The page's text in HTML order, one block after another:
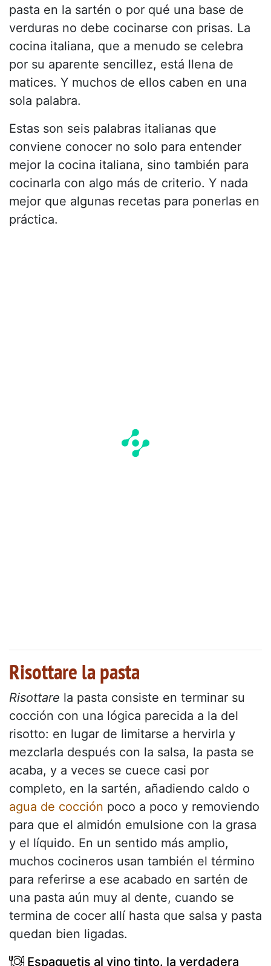
pasta en la sartén o por qué una base de
verduras no debe cocinarse con prisas. La
cocina italiana, que a menudo se celebra
por su aparente sencillez, está llena de
matices. Y muchos de ellos caben en una
sola palabra.
Estas son seis palabras italianas que
conviene conocer no solo para entender
mejor la cocina italiana, sino también para
cocinarla con algo más de criterio. Y nada
mejor que algunas recetas para ponerlas en
práctica.
Risottare la pasta
Risottare la pasta consiste en terminar su
cocción con una lógica parecida a la del
risotto: en lugar de limitarse a hervirla y
mezclarla después con la salsa, la pasta se
acaba, y a veces se cuece casi por
completo, en la sartén, añadiendo caldo o
agua de cocción poco a poco y removiendo
para que el almidón emulsione con la grasa
y el líquido. En un sentido más amplio,
muchos cocineros usan también el término
para referirse a ese acabado en sartén de
una pasta aún muy al dente, cuando se
termina de cocer allí hasta que salsa y pasta
quedan bien ligadas.
Espaguetis al vino tinto. la verdadera